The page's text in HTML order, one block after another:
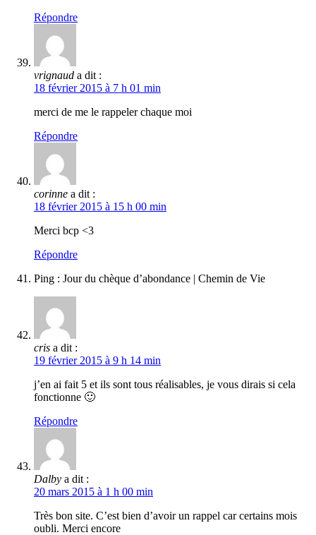
Répondre
vrignaud a dit :
18 février 2015 à 7 h 01 min
merci de me le rappeler chaque moi
Répondre
corinne a dit :
18 février 2015 à 15 h 00 min
Merci bcp <3
Répondre
Ping : Jour du chèque d’abondance | Chemin de Vie
cris a dit :
19 février 2015 à 9 h 14 min
j’en ai fait 5 et ils sont tous réalisables, je vous dirais si cela
fonctionne 🙂
Répondre
Dalby a dit :
20 mars 2015 à 1 h 00 min
Très bon site. C’est bien d’avoir un rappel car certains mois
oubli. Merci encore